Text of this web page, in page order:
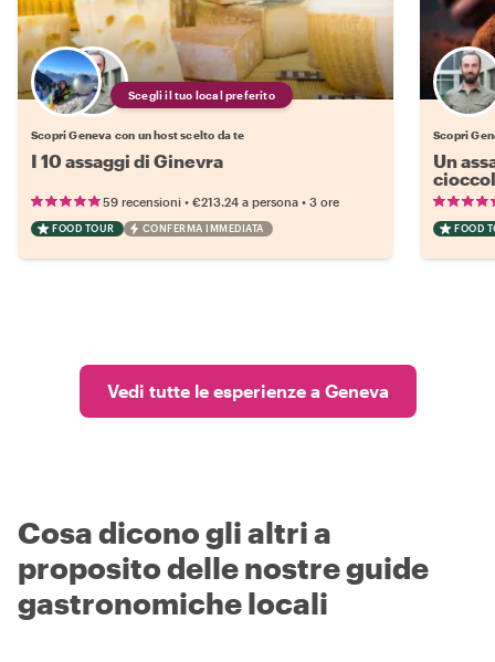
Scegli il tuo local preferito
Scopri Geneva con un host scelto da te
I 10 assaggi di Ginevra
59 recensioni • €213.24 a persona • 3 ore
FOOD TOUR CONFERMA IMMEDIATA
Scopri
Un
FOOD
Vedi tutte le esperienze a Geneva
Cosa dicono gli altri a
proposito delle nostre guide
gastronomiche locali